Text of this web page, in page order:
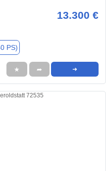
13.300 €
PS)
★ ➦ ➜